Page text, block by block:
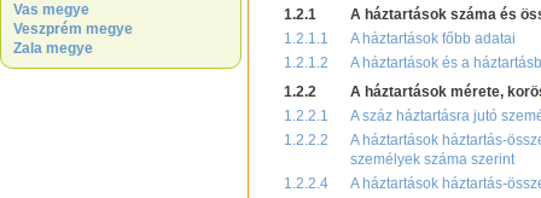
Vas megye
Veszprém megye
Zala megye
1.2.1
A háztartások száma és
1.2.1.1
A háztartások főbb adatai
1.2.1.2
A háztartások és a
1.2.2
A háztartások mérete,
1.2.2.1
A száz háztartásra jutó
1.2.2.2
A háztartások háztartás-
személyek száma szerint
1.2.2.4
A háztartások háztartás-